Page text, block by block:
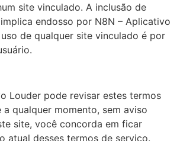
site vinculado. A inclusão de
endosso por N8N – Aplicativo
de qualquer site vinculado é por
Louder pode revisar estes termos
qualquer momento, sem aviso
site, você concorda em ficar
atual desses termos de serviço.